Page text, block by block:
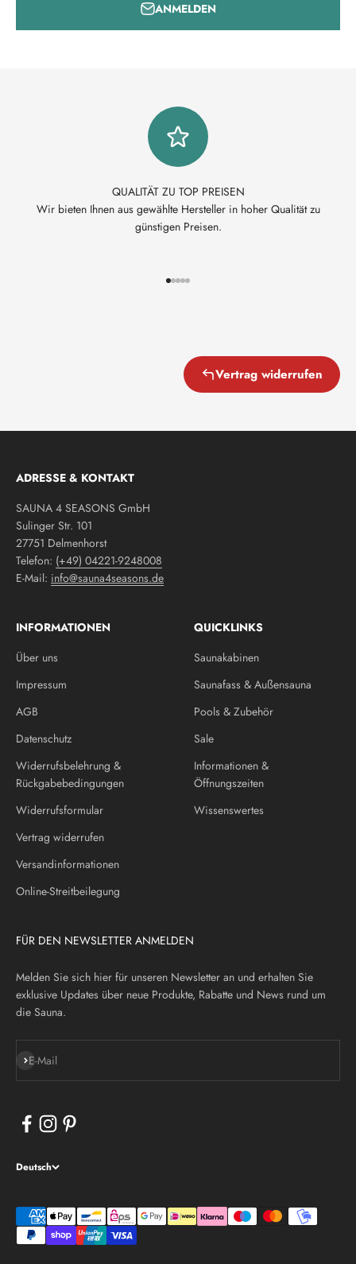
ANMELDEN
QUALITÄT ZU TOP PREISEN
Wir bieten Ihnen aus gewählte Hersteller in hoher Qualität zu
günstigen Preisen.
Vertrag widerrufen
ADRESSE & KONTAKT
SAUNA 4 SEASONS GmbH
Sulinger Str. 101
27751 Delmenhorst
Telefon: (+49) 04221-9248008
E-Mail: info@sauna4seasons.de
INFORMATIONEN
Über uns
Impressum
AGB
Datenschutz
Widerrufsbelehrung &
Rückgabebedingungen
Widerrufsformular
Vertrag widerrufen
Versandinformationen
Online-Streitbeilegung
QUICKLINKS
Saunakabinen
Saunafass & Außensauna
Pools & Zubehör
Sale
Informationen &
Öffnungszeiten
Wissenswertes
FÜR DEN NEWSLETTER ANMELDEN
Melden Sie sich hier für unseren Newsletter an und erhalten Sie
exklusive Updates über neue Produkte, Rabatte und News rund um
die Sauna.
E-Mail
Abonnieren
Deutsch